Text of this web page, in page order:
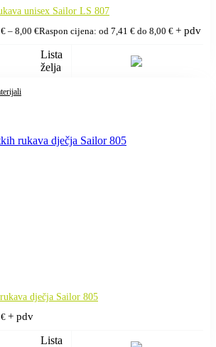
unisex Sailor LS 807
€ – 8,00 €Raspon cijena: od 7,41 € do 8,00 € + pdv
Lista
želja
dječja Sailor 805
€ + pdv
Lista